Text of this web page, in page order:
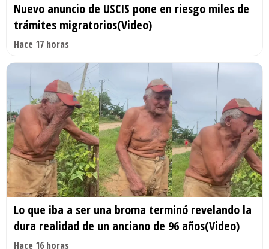
Nuevo anuncio de USCIS pone en riesgo miles de
trámites migratorios(Video)
Hace 17 horas
Lo que iba a ser una broma terminó revelando la
dura realidad de un anciano de 96 años(Video)
Hace 16 horas